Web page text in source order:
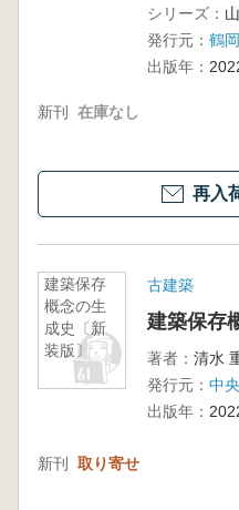
シリーズ：
発行元： 鶴
出版年：
新刊 在庫なし
再入
建築保存
概念の生
成史〔新
装版〕
古建築
建築保存
著者： 清水
発行元： 中
出版年：
新刊 取り寄せ